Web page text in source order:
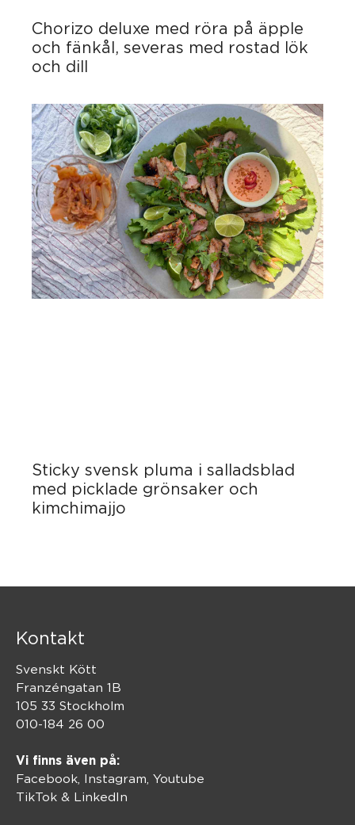
Chorizo deluxe med röra på äpple
och fänkål, severas med rostad lök
och dill
Sticky svensk pluma i salladsblad
med picklade grönsaker och
kimchimajjo
Kontakt
Svenskt Kött
Franzéngatan 1B
105 33 Stockholm
010-184 26 00
Vi finns även på:
Facebook, Instagram, Youtube
TikTok & LinkedIn